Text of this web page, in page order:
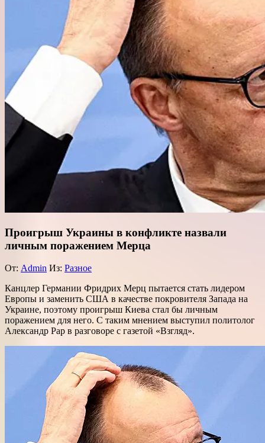
Проигрыш Украины в конфликте назвали
личным поражением Мерца
От: Admin Из: Разное
Канцлер Германии Фридрих Мерц пытается стать лидером
Европы и заменить США в качестве покровителя Запада на
Украине, поэтому проигрыш Киева стал бы личным
поражением для него. С таким мнением выступил политолог
Александр Рар в разговоре с газетой «Взгляд».